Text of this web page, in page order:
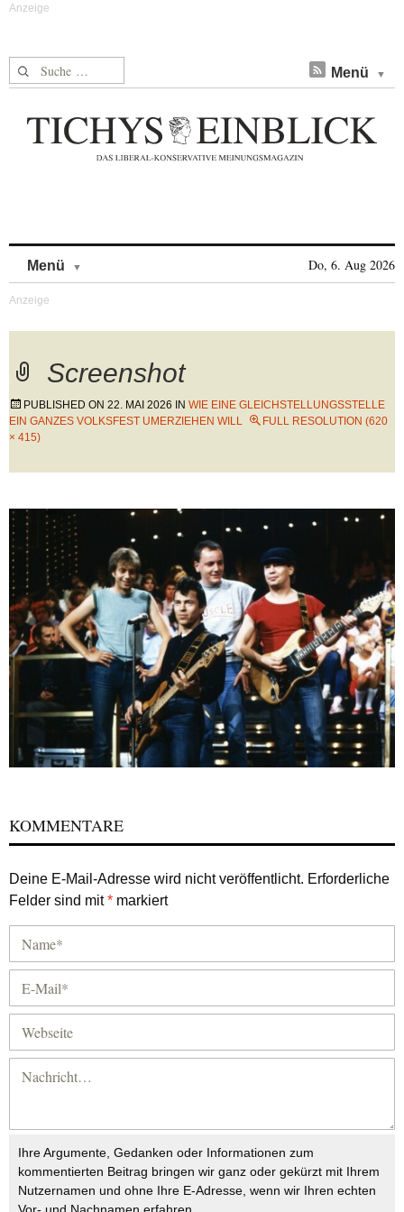
Suche nach: Menü
Menü Do, 6. Aug 2026
Screenshot
PUBLISHED ON 22. MAI 2026 IN WIE EINE GLEICHSTELLUNGSSTELLE
EIN GANZES VOLKSFEST UMERZIEHEN WILL
FULL RESOLUTION (620
× 415)
KOMMENTARE
Deine E-Mail-Adresse wird nicht veröffentlicht. Erforderliche
Felder sind mit* markiert
Ihre Argumente, Gedanken oder Informationen zum
kommentierten Beitrag bringen wir ganz oder gekürzt mit Ihrem
Nutzernamen und ohne Ihre E-Adresse, wenn wir Ihren echten
Vor- und Nachnamen erfahren.